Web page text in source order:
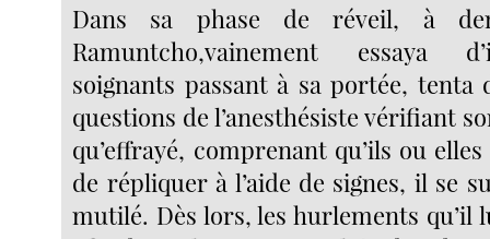
Dans sa phase de réveil, à
Ramuntcho,vainement essaya
soignants passant à sa portée, tenta
questions de l’anesthésiste vérifiant
qu’effrayé, comprenant qu’ils ou
de répliquer à l’aide de signes, il se
mutilé. Dès lors, les hurlements qu’il